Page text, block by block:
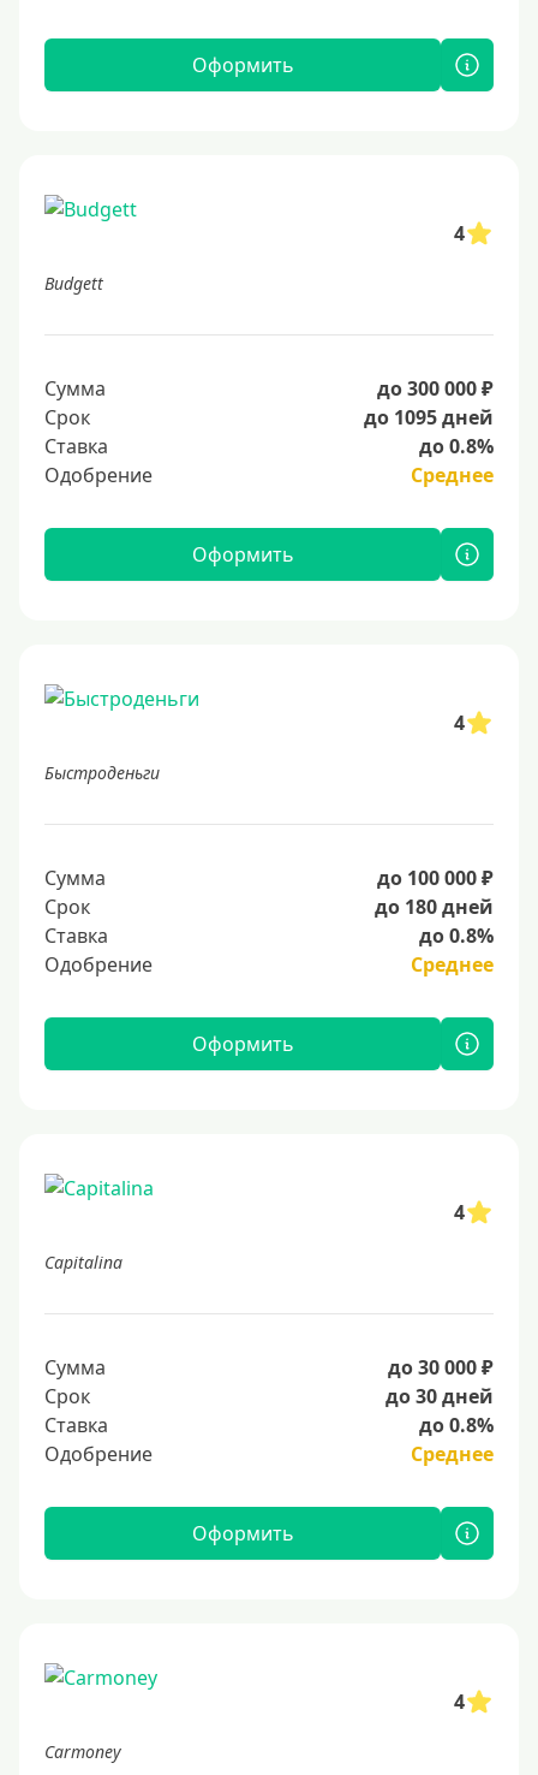
Оформить
4
Budgett
Сумма
до 300 000 ₽
Срок
до 1095 дней
Ставка
до 0.8%
Одобрение
Среднее
Оформить
4
Быстроденьги
Сумма
до 100 000 ₽
Срок
до 180 дней
Ставка
до 0.8%
Одобрение
Среднее
Оформить
4
Capitalina
Сумма
до 30 000 ₽
Срок
до 30 дней
Ставка
до 0.8%
Одобрение
Среднее
Оформить
4
Carmoney